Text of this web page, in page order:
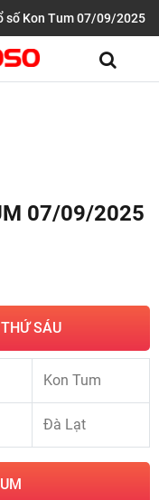
số Kon Tum 07/09/2025
07/09/2025
SÁU
Kon Tum
Đà Lạt